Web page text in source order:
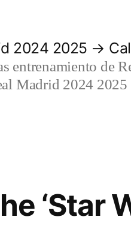
2024 2025 →
entrenamiento de
Madrid 2024
‘Star